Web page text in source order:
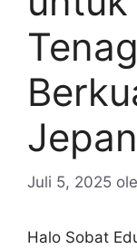
Juli 5, 2025
Halo Sobat